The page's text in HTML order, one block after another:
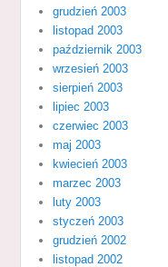
grudzień 2003
listopad 2003
październik 2003
wrzesień 2003
sierpień 2003
lipiec 2003
czerwiec 2003
maj 2003
kwiecień 2003
marzec 2003
luty 2003
styczeń 2003
grudzień 2002
listopad 2002